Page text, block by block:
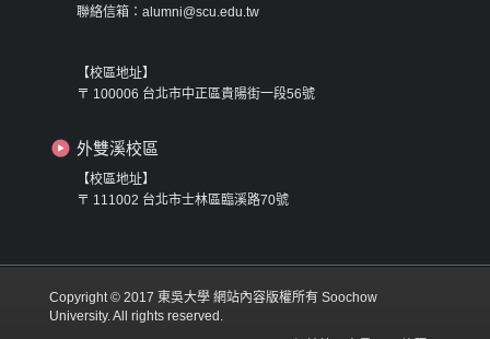
聯絡信箱：alumni@scu.edu.tw
【校區地址】
〒 100006 台北市中正區貴陽街一段56號
外雙溪校區
【校區地址】
〒 111002 台北市士林區臨溪路70號
Copyright © 2017 東吳大學 網站內容版權所有 Soochow
University. All rights reserved.